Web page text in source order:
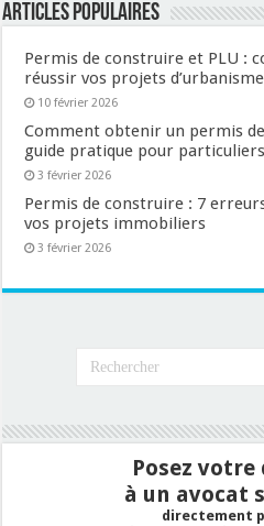
Articles populaires
Permis de construire et PLU :
réussir vos projets d’urbanisme
10 février 2026
Comment obtenir un permis
guide pratique pour
3 février 2026
Permis de construire : 7
vos projets immobiliers
3 février 2026
Posez
à un avocat
directement